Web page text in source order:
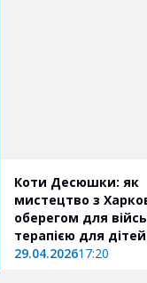
Коти Десюшки: як
мистецтво з
оберегом для
терапією для дітей
29.04.202617:20